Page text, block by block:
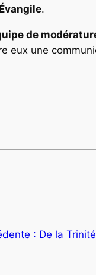
.
de
eux une
: De la